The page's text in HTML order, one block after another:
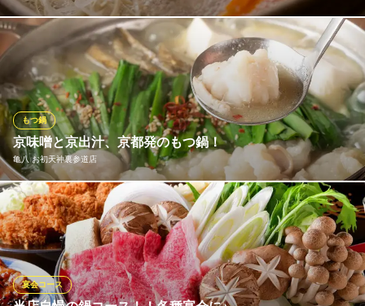
全席個室おしゃれ居酒屋
大阪メトロ谷町線東梅田駅 徒歩3分
大阪府大阪市北区曽根崎2-8-7 コーストスタジョーネ3F
当店の代名詞「鳥よし鍋」。色とりどりに盛り付けられたお鍋を
目にしたお客様たちの歓声が聴こえるのを、私どもも楽しみにし
ている逸品です。但馬地鶏を贅沢に使い、鶏の潜在的な旨みの力
を引き出す理に適った調理。これを目当てにと長きに渡って通わ
れるお客様も大勢いらっしゃいます。人気の逸品をお召し上がり
ください。
鳥よし茶屋 梅田お初天神店
宴会・個室・大人数
大阪メトロ御堂筋線梅田駅 徒歩5分
大阪府大阪市北区曽根崎2-1-9
京味噌と京出汁、京都発のもつ鍋！
亀八 お初天神裏参道店
もつ鍋
京都古来の鰹と昆布の京都出汁×京都名産の吟醸白味噌×3大ブラン
ド牛・近江牛のモツ。博多系のもつ鍋には決してマネできない、3
つのハーモニーが織りなす深いコクと上品な味わい。これが京都
が誇る京もつ鍋！！！
亀八 お初天神裏参道店
宴会コース